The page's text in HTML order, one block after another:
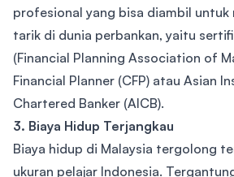
profesional yang bisa diambil untuk
tarik di dunia perbankan, yaitu
(Financial Planning Association of
Financial Planner (CFP) atau Asian
Chartered Banker (AICB).
3. Biaya Hidup Terjangkau
Biaya hidup di Malaysia tergolong
ukuran pelajar Indonesia.